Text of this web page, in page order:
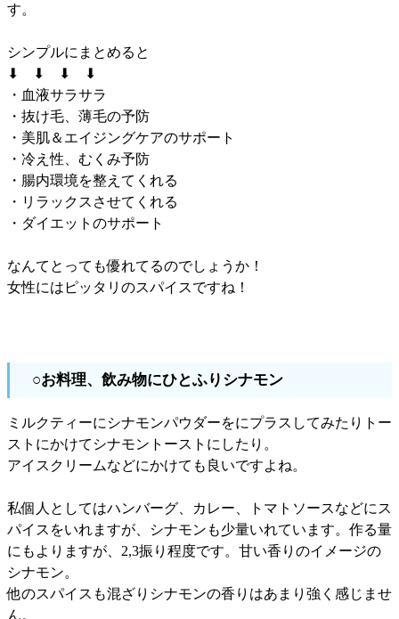
す。
シンプルにまとめると
⬇ ⬇ ⬇ ⬇
・血液サラサラ
・抜け毛、薄毛の予防
・美肌＆エイジングケアのサポート
・冷え性、むくみ予防
・腸内環境を整えてくれる
・リラックスさせてくれる
・ダイエットのサポート
なんてとっても優れてるのでしょうか！
女性にはピッタリのスパイスですね！
○お料理、飲み物にひとふりシナモン
ミルクティーにシナモンパウダーをにプラスしてみたりトー
ストにかけてシナモントーストにしたり。
アイスクリームなどにかけても良いですよね。
私個人としてはハンバーグ、カレー、トマトソースなどにス
パイスをいれますが、シナモンも少量いれています。作る量
にもよりますが、2,3振り程度です。甘い香りのイメージの
シナモン。
他のスパイスも混ざりシナモンの香りはあまり強く感じませ
ん。